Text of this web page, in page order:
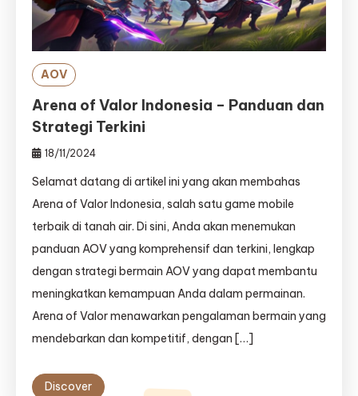
AOV
Arena of Valor Indonesia – Panduan dan
Strategi Terkini
18/11/2024
Selamat datang di artikel ini yang akan membahas
Arena of Valor Indonesia, salah satu game mobile
terbaik di tanah air. Di sini, Anda akan menemukan
panduan AOV yang komprehensif dan terkini, lengkap
dengan strategi bermain AOV yang dapat membantu
meningkatkan kemampuan Anda dalam permainan.
Arena of Valor menawarkan pengalaman bermain yang
mendebarkan dan kompetitif, dengan […]
Discover